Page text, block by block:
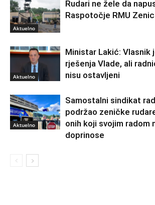
Aktuelno
Rudari ne žele da
Raspotočje RMU
Aktuelno
Ministar Lakić: Vlasnik
rješenja Vlade, ali
nisu ostavljeni
Aktuelno
Samostalni sindikat
podržao zeničke
onih koji svojim radom
doprinose